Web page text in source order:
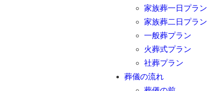
家族葬一日プラン
家族葬二日プラン
一般葬プラン
火葬式プラン
社葬プラン
葬儀の流れ